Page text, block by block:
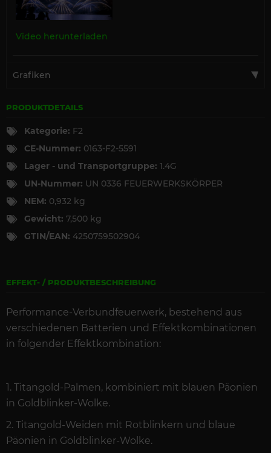
Video herunterladen
Grafiken
PRODUKTDETAILS
Kategorie: F2
CE-Nummer: 0163-F2-5591
Lager - und Transportgruppe: 1.4G
UN-Nummer: UN 0336 FEUERWERKSKÖRPER
NEM: 0,932 kg
Gewicht: 7,500 kg
GTIN/EAN: 4250759502904
EFFEKT- / PRODUKTBESCHREIBUNG
Performance-Verbundfeuerwerk, bestehend aus
verschiedenen Batterien und Effektkombinationen
in folgender Effektkombination:
1. Titangold-Palmen, kombiniert mit blauen Päonien
in Goldblinker-Wolke.
2. Titangold-Weiden mit Rotblinkern und blaue
Päonien in Goldblinker-Wolke.